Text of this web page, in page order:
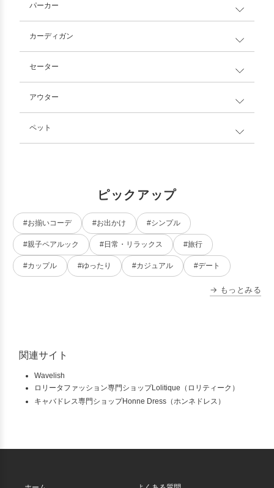
パーカー
カーディガン
セーター
アウター
ペット
ピックアップ
#お揃いコーデ #お出かけ #シンプル
#親子ペアルック #日常・リラックス #旅行
#カップル #ゆったり #カジュアル #デート
→ もっとみる
関連サイト
Wavelish
ロリータファッション専門ショップLolitique（ロリティーク）
キャバドレス専門ショップHonne Dress（ホンネドレス）